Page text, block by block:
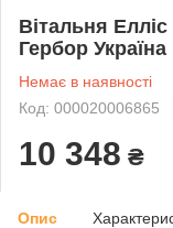
Вітальня
Гербор Україна
Немає в наявності
Код: 000020006865
10 348 ₴
Опис